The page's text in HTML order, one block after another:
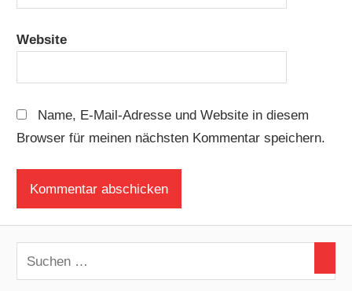
Website
Name, E-Mail-Adresse und Website in diesem
Browser für meinen nächsten Kommentar speichern.